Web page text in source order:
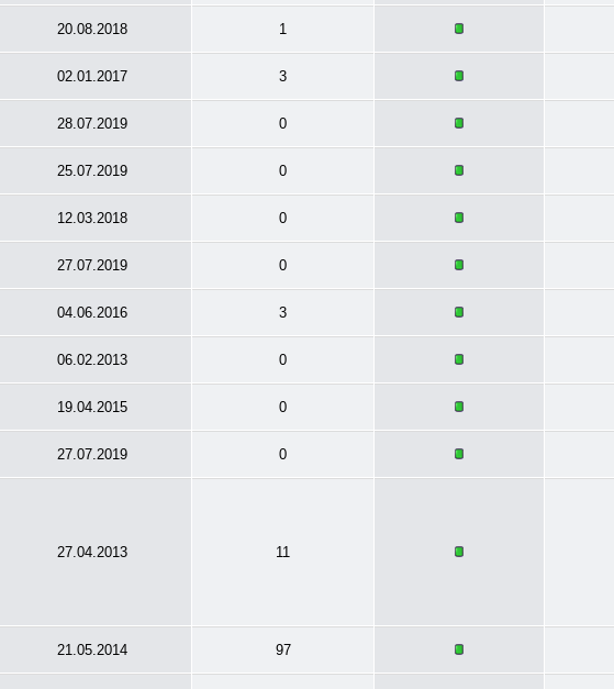
20.08.2018 1
02.01.2017 3
28.07.2019 0
25.07.2019 0
12.03.2018 0
27.07.2019 0
04.06.2016 3
06.02.2013 0
19.04.2015 0
27.07.2019 0
27.04.2013 11
21.05.2014 97